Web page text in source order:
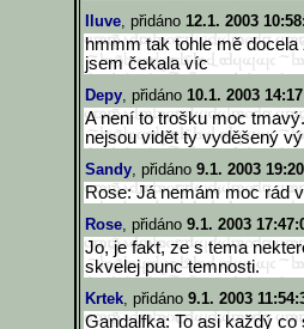
Iluve, přidáno 12.1. 2003
hmmm tak tohle mě
jsem čekala víc
Depy, přidáno 10.1. 2003
A není to trošku moc
nejsou vidět ty vyděšený
Sandy, přidáno 9.1. 2003
Rose: Já nemám moc rád
Rose, přidáno 9.1. 2003
Jo, je fakt, ze s tema
skvelej punc temnosti.
Krtek, přidáno 9.1. 2003
Gandalfka: To asi každý